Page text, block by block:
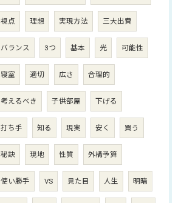
視点 理想 実現方法 三大出費
バランス 3つ 基本 光 可能性
寝室 適切 広さ 合理的
考えるべき 子供部屋 下げる
打ち手 知る 現実 安く 買う
秘訣 現地 性質 外構予算
使い勝手 VS 見た目 人生 明暗